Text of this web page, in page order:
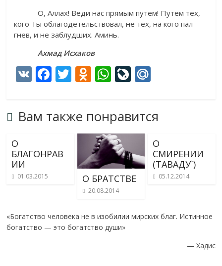
О, Аллах! Веди нас прямым путем! Путем тех,
кого Ты облагодетельствовал, не тех, на кого пал
гнев, и не заблудших. Аминь.
Ахмад Исхаков
V
K
F
ac
b
o
T
w
er
O
d
o
kl
as
s
ni
ki
W
h
s
A
p
p
Li
v
o
u
r
n
al
R
u
Вам также понравится
О
БЛАГОНРАВ
ИИ
01.03.2015 О БРАТСТВЕ
20.08.2014
О
СМИРЕНИИ
(ТАВАДУ`)
05.12.2014
«Богатство человека не в изобилии мирских благ. Истинное
богатство — это богатство души»
— Хадис